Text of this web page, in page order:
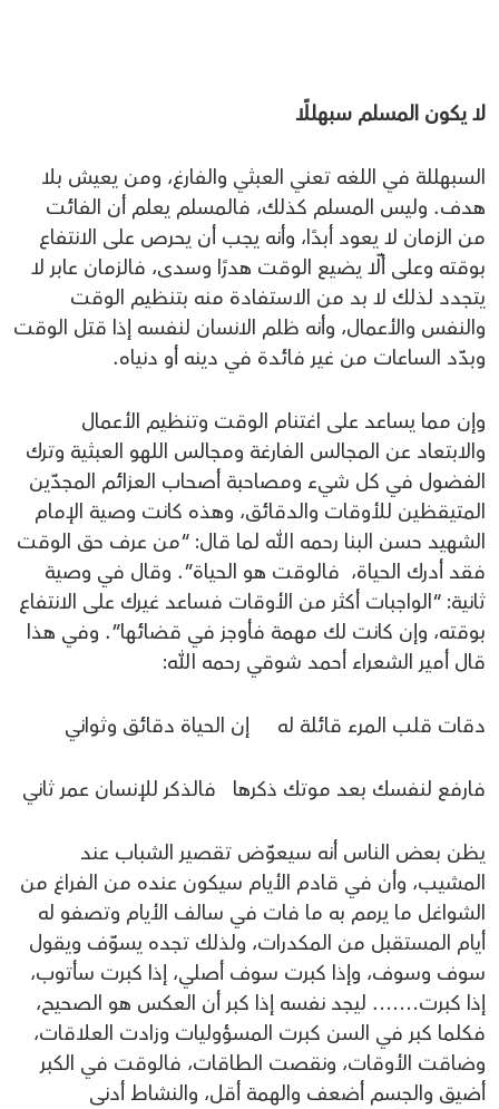
لا يكون المسلم سبهللًا
السبهللة في اللغه تعني العبثي والفارغ، ومن يعيش بلا
هدف. وليس المسلم كذلك، فالمسلم يعلم أن الفائت
من الزمان لا يعود أبدًا، وأنه يجب أن يحرص على الانتفاع
بوقته وعلى ألّا يضيع الوقت هدرًا وسدى، فالزمان عابر لا
يتجدد لذلك لا بد من الاستفادة منه بتنظيم الوقت
والنفس والأعمال، وأنه ظلم الانسان لنفسه إذا قتل الوقت
وبدّد الساعات من غير فائدة في دينه أو دنياه.
وإن مما يساعد على اغتنام الوقت وتنظيم الأعمال
والابتعاد عن المجالس الفارغة ومجالس اللهو العبثية وترك
الفضول في كل شيء ومصاحبة أصحاب العزائم المجدّين
المتيقظين للأوقات والدقائق، وهذه كانت وصية الإمام
الشهيد حسن البنا رحمه الله لما قال: “من عرف حق الوقت
فقد أدرك الحياة، فالوقت هو الحياة”. وقال في وصية
ثانية: “الواجبات أكثر من الأوقات فساعد غيرك على الانتفاع
بوقته، وإن كانت لك مهمة فأوجز في قضائها”. وفي هذا
قال أمير الشعراء أحمد شوقي رحمه الله:
دقات قلب المرء قائلة له إن الحياة دقائق وثواني
فارفع لنفسك بعد موتك ذكرها فالذكر للإنسان عمر ثاني
يظن بعض الناس أنه سيعوّض تقصير الشباب عند
المشيب، وأن في قادم الأيام سيكون عنده من الفراغ من
الشواغل ما يرمم به ما فات في سالف الأيام وتصفو له
أيام المستقبل من المكدرات، ولذلك تجده يسوّف ويقول
سوف وسوف، وإذا كبرت سوف أصلي، إذا كبرت سأتوب،
إذا كبرت……. ليجد نفسه إذا كبر أن العكس هو الصحيح،
فكلما كبر في السن كبرت المسؤوليات وزادت العلاقات،
وضاقت الأوقات، ونقصت الطاقات، فالوقت في الكبر
أضيق والجسم أضعف والهمة أقل، والنشاط أدنى